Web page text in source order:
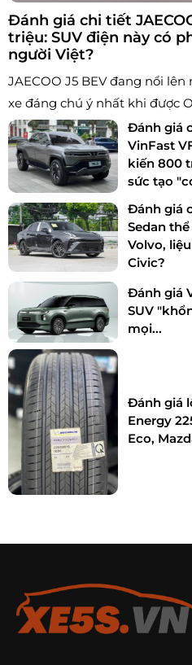
Đánh giá chi tiết
triệu: SUV điện này có
người Việt?
JAECOO J5 BEV đang nổi
xe đáng chú ý nhất khi được
Đánh giá
VinFast
kiến 800
sức tạo
Đánh giá
Sedan
Volvo,
Civic?
Đánh giá
SUV
mọi...
Đánh giá
Energy
Eco,